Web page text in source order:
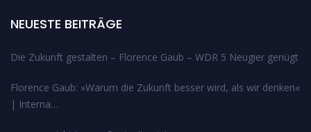
NEUESTE BEITRÄGE
Die Zukunft gestalten – Florence Gaub – WDR 5 Neugier genügt
Florence Gaub: »Warum die Zukunft besser wird, als wir denken«
| Interna…